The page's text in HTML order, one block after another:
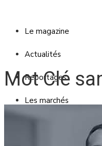
Le magazine
Actualités
Reportages
Les marchés
Mot Clé